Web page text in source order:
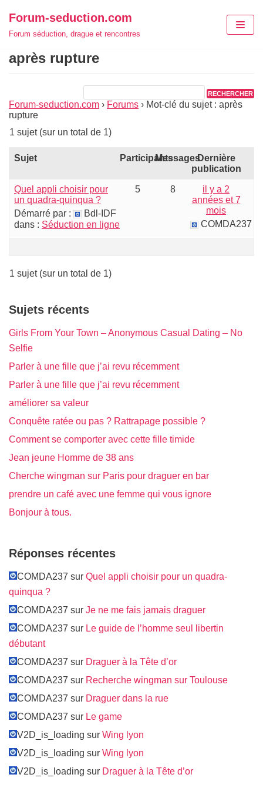
Aller
au
Forum-seduction.com
Forum séduction, drague et rencontres
après rupture
Forum-seduction.com › Forums › Mot-clé du sujet : après
rupture
1 sujet (sur un total de 1)
Sujet ParticipantsMessagesDernière
publication
Quel appli choisir pour
un quadra-quinqua ?
Démarré par :
Bdl-IDF
dans : Séduction en ligne
5 8
il y a 2
années et 7
mois
COMDA237
1 sujet (sur un total de 1)
Sujets récents
Girls From Your Town – Anonymous Casual Dating – No
Selfie
Parler à une fille que j’ai revu récemment
Parler à une fille que j’ai revu récemment
améliorer sa valeur
Conquête ratée ou pas ? Rattrapage possible ?
Comment se comporter avec cette fille timide
Jean jeune Homme de 38 ans
Cherche wingman sur Paris pour draguer en bar
prendre un café avec une femme qui vous ignore
Bonjour à tous.
Réponses récentes
COMDA237 sur Quel appli choisir pour un quadra-
quinqua ?
COMDA237 sur Je ne me fais jamais draguer
COMDA237 sur Le guide de l’homme seul libertin
débutant
COMDA237 sur Draguer à la Tête d’or
COMDA237 sur Recherche wingman sur Toulouse
COMDA237 sur Draguer dans la rue
COMDA237 sur Le game
V2D_is_loading sur Wing lyon
V2D_is_loading sur Wing lyon
V2D_is_loading sur Draguer à la Tête d’or